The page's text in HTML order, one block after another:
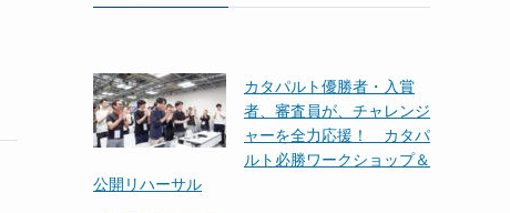
カタパルト優勝者・入賞
者、審査員が、チャレンジ
ャーを全力応援！ カタパ
ルト必勝ワークショップ＆
公開リハーサル